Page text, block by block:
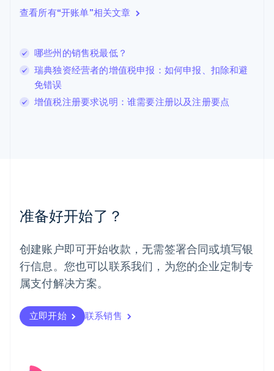
查看所有“开账单”相关文章
哪些州的销售税最低？
瑞典独资经营者的增值税申报：如何申报、扣除和避
免错误
增值税注册要求说明：谁需要注册以及注册要点
准备好开始了？
创建账户即可开始收款，无需签署合同或填写银
行信息。您也可以联系我们，为您的企业定制专
属支付解决方案。
立即开始 联系销售
拉脱维亚
English
列支敦士登
DeutschEnglish
卢森堡
Français
罗马尼亚
墨西哥
EspañolEnglish
English
葡萄牙
PortuguêsEnglish
日本
瑞典
Svenska English
瑞士
English